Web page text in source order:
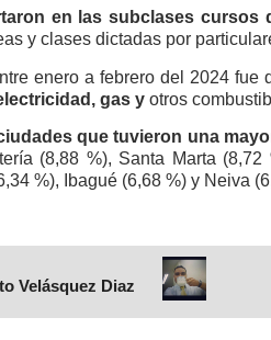
en las subclases cursos
y clases dictadas por
enero a febrero del 2024
gas y otros
que tuvieron una
(8,88 %), Santa Marta
%), Ibagué (6,68 %) y Neiva
Velásquez Diaz